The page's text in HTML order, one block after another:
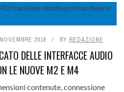
2019 BY REDAZIONE
DELLE INTERFACCE AUDIO
LE NUOVE M2 E M4
contenute, connessione